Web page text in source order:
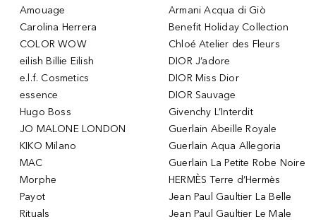
Amouage
Carolina Herrera
COLOR WOW
eilish Billie Eilish
e.l.f. Cosmetics
essence
Hugo Boss
JO MALONE LONDON
KIKO Milano
MAC
Morphe
Payot
Rituals
Armani Acqua di Giò
Benefit Holiday Collection
Chloé Atelier des Fleurs
DIOR J’adore
DIOR Miss Dior
DIOR Sauvage
Givenchy L’Interdit
Guerlain Abeille Royale
Guerlain Aqua Allegoria
Guerlain La Petite Robe Noire
HERMÈS Terre d’Hermès
Jean Paul Gaultier La Belle
Jean Paul Gaultier Le Male